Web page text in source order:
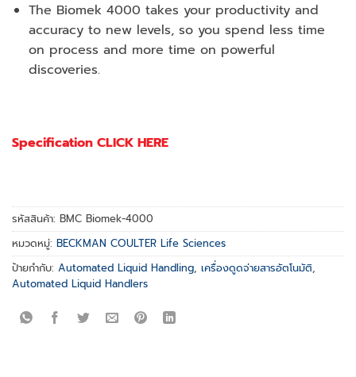
The Biomek 4000 takes your productivity and
accuracy to new levels, so you spend less time
on process and more time on powerful
discoveries.
Specification CLICK HERE
รหัสสินค้า: BMC Biomek-4000
หมวดหมู่: BECKMAN COULTER Life Sciences
ป้ายกำกับ: Automated Liquid Handling, เครื่องดูดจ่ายสารอัตโนมัติ,
Automated Liquid Handlers